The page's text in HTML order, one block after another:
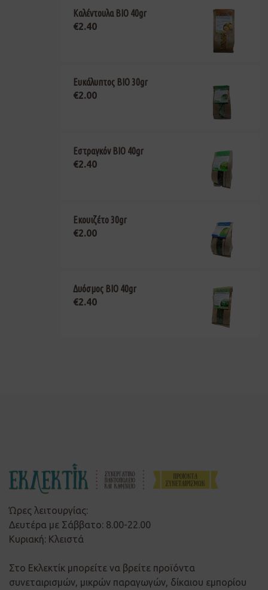
Καλέντουλα ΒΙΟ 40gr
€2.40
Ευκάλυπτος ΒΙΟ 30gr
€2.00
Εστραγκόν ΒΙΟ 40gr
€2.40
Εκουιζέτο 30gr
€2.00
Δυόσμος ΒΙΟ 40gr
€2.40
Ώρες λειτουργίας:
Δευτέρα με Σάββατο: 8.00-22.00
Κυριακή: Κλειστά
Στο Εκλεκτίκ μπορείτε να βρείτε προϊόντα
συνεταιρισμών, μικρών παραγωγών, δίκαιου εμπορίου